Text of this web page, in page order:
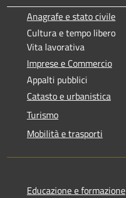
Anagrafe e stato civile
Cultura e tempo libero
Vita lavorativa
Imprese e Commercio
Appalti pubblici
Catasto e urbanistica
Turismo
Mobilità e trasporti
Educazione e formazione